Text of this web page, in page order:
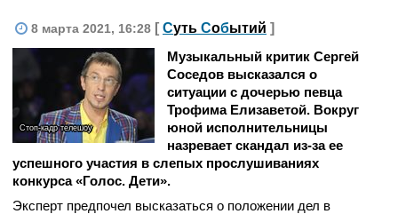
8 марта 2021, 16:28 [ Суть Событий ]
Стоп-кадр телешоу
Музыкальный критик Сергей
Соседов высказался о
ситуации с дочерью певца
Трофима Елизаветой. Вокруг
юной исполнительницы
назревает скандал из-за ее
успешного участия в слепых прослушиваниях
конкурса «Голос. Дети».
Эксперт предпочел высказаться о положении дел в